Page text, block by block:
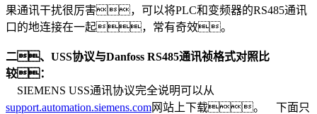
果通讯干扰很厉害，可以将PLC和变频器的RS485通讯
口的地连接在一起，常有奇效。
二、 USS协议与Danfoss RS485通讯祯格式对照比
较：
SIEMENS USS通讯协议完全说明可以从
support.automation.siemens.com网站上下载。 下面只